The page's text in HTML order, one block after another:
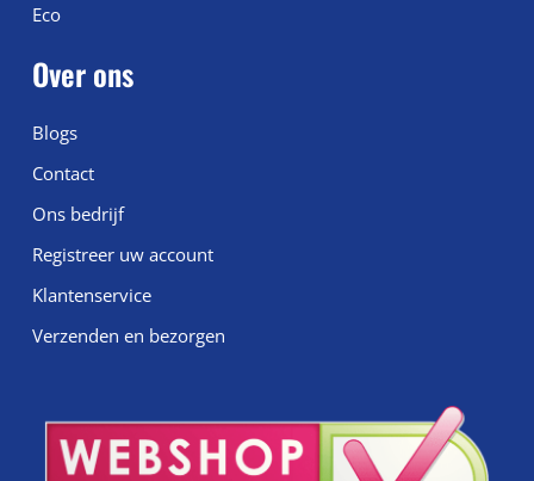
Eco
Over ons
Blogs
Contact
Ons bedrijf
Registreer uw account
Klantenservice
Verzenden en bezorgen